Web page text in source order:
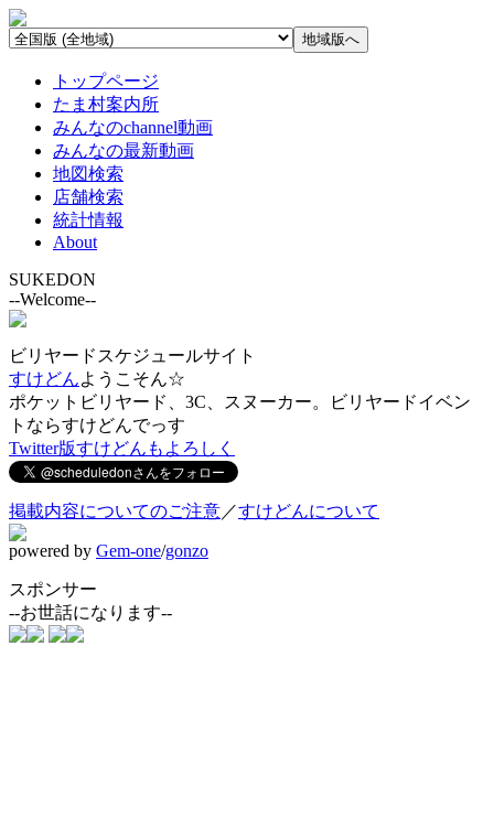
トップページ
たま村案内所
みんなのchannel動画
みんなの最新動画
地図検索
店舗検索
統計情報
About
SUKEDON
--Welcome--
ビリヤードスケジュールサイト
すけどんようこそん☆
ポケットビリヤード、3C、スヌーカー。ビリヤードイベン
トならすけどんでっす
Twitter版すけどんもよろしく
掲載内容についてのご注意／すけどんについて
powered by Gem-one/gonzo
スポンサー
--お世話になります--